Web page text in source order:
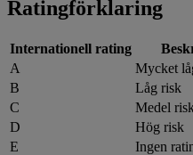
Ratingförklaring
Internationell rating
A
Mycket
B
Låg risk
C
Medel
D
Hög risk
E
Ingen